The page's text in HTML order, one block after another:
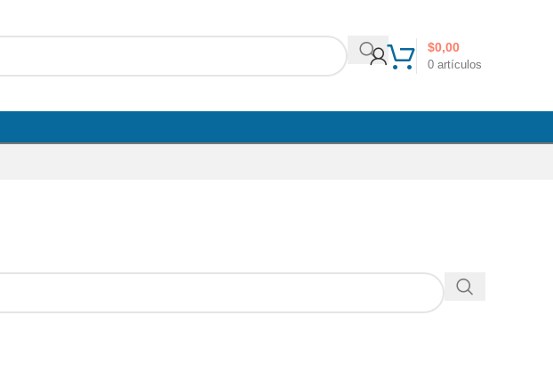
0artículos
$0,00